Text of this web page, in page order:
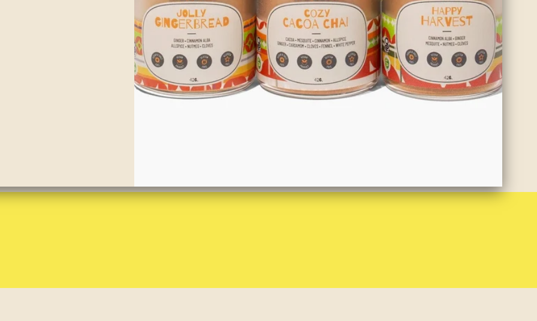
manzanas guisadas Happy Harvest son el sabroso agni que
tu avena, pudín de chía, guarnición o lo disfrutas como un
saludable. Es un guiso sencillo y fácil que seguramente satisfará